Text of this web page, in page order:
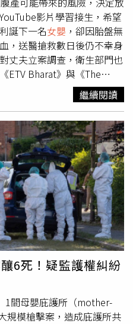
影片學習接生，希望
誕下一名女嬰 ，卻因胎盤無
，送醫搶救數日後仍不幸身
丈夫立案調查，衛生部門也
ETV Bharat》與《The
Sasikala）住在蒂魯布爾縣
）附近，與丈夫育有一名
於她始終擔心接受剖腹
透過YouTube影片反覆學習
助產士或任何專業醫療人員
夫依照影片內容協助接生，
關心的娘家人則被要求在屋
出生後，胎盤卻遲遲未能自然
血症狀。眼見情況持續惡
萊政府醫學院醫院
Hospital, Perundurai）急
）私人醫院治療，
所幸女嬰 平安存活，目前由
卡拉此次懷孕期間並未納入
統」（Pregnancy and
，PICME）持續追
療院所待產，因此錯失醫療
繼續閱讀
6死！疑監護權糾紛
1間母嬰庇護所（mother-
規模槍擊案，造成庇護所共